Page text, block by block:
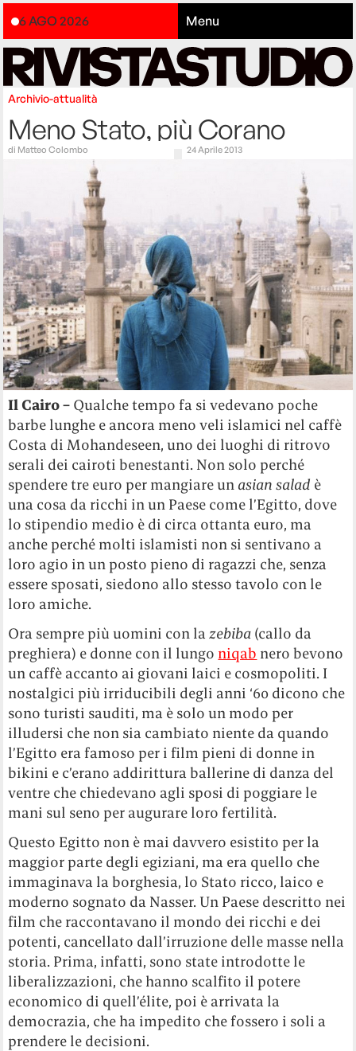
6 AGO 2026 Menu
Archivio-attualità
Meno Stato, più Corano
di Matteo Colombo 24 Aprile 2013
Il Cairo – Qualche tempo fa si vedevano poche
barbe lunghe e ancora meno veli islamici nel caffè
Costa di Mohandeseen, uno dei luoghi di ritrovo
serali dei cairoti benestanti. Non solo perché
spendere tre euro per mangiare un asian salad è
una cosa da ricchi in un Paese come l’Egitto, dove
lo stipendio medio è di circa ottanta euro, ma
anche perché molti islamisti non si sentivano a
loro agio in un posto pieno di ragazzi che, senza
essere sposati, siedono allo stesso tavolo con le
loro amiche.
Ora sempre più uomini con lazebiba (callo da
preghiera) e donne con il lungo niqab nero bevono
un caffè accanto ai giovani laici e cosmopoliti. I
nostalgici più irriducibili degli anni ‘60 dicono che
sono turisti sauditi, ma è solo un modo per
illudersi che non sia cambiato niente da quando
l’Egitto era famoso per i film pieni di donne in
bikini e c’erano addirittura ballerine di danza del
ventre che chiedevano agli sposi di poggiare le
mani sul seno per augurare loro fertilità.
Questo Egitto non è mai davvero esistito per la
maggior parte degli egiziani, ma era quello che
immaginava la borghesia, lo Stato ricco, laico e
moderno sognato da Nasser. Un Paese descritto nei
film che raccontavano il mondo dei ricchi e dei
potenti, cancellato dall’irruzione delle masse nella
storia. Prima, infatti, sono state introdotte le
liberalizzazioni, che hanno scalfito il potere
economico di quell’élite, poi è arrivata la
democrazia, che ha impedito che fossero i soli a
prendere le decisioni.